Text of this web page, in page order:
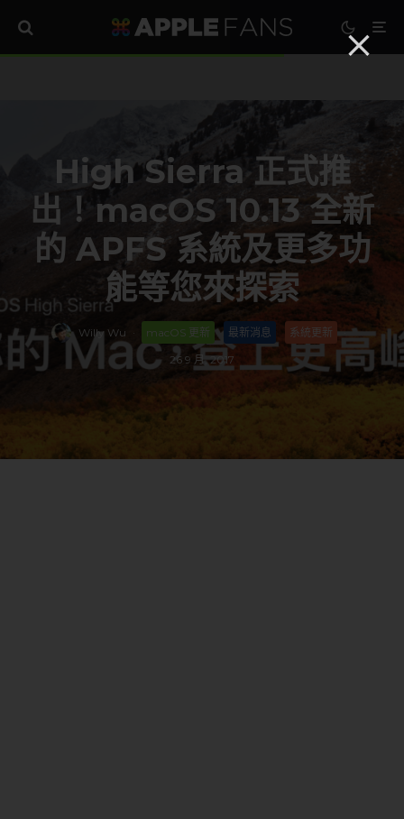
High Sierra 正式推
出！macOS 10.13 全新
的 APFS 系統及更多功
能等您來探索
Willy Wu · macOS 更新 最新消息 系統更新
·
26 9 月, 2017